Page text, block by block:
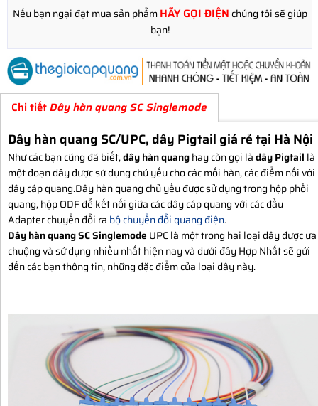
Nếu bạn ngại đặt mua sản phẩmHÃY GỌI ĐIỆN chúng tôi sẽ giúp
bạn!
Chi tiếtDây hàn quang SC Singlemode
Dây hàn quang SC/UPC, dây Pigtail giá rẻ tại Hà Nội
Như các bạn cũng đã biết,dây hàn quanghay còn gọi làdây Pigtail là
một đoạn dây được sử dụng chủ yếu cho các mối hàn, các điểm nối với
dây cáp quang.Dây hàn quang chủ yếu được sử dụng trong hộp phối
quang, hộp ODF để kết nối giữa các dây cáp quang với các đầu
Adapter chuyển đổi ra bộ chuyển đổi quang điện.
Dây hàn quang SC Singlemode UPC là một trong hai loại dây được ưa
chuộng và sử dụng nhiều nhất hiện nay và dưới đây Hợp Nhất sẽ gửi
đến các bạn thông tin, những đặc điểm của loại dây này.